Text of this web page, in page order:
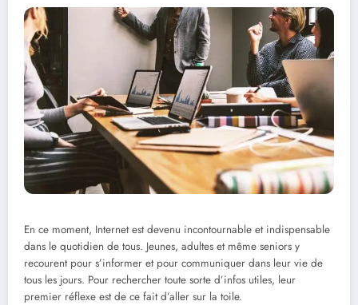
En ce moment, Internet est devenu incontournable et indispensable
dans le quotidien de tous. Jeunes, adultes et même seniors y
recourent pour s’informer et pour communiquer dans leur vie de
tous les jours. Pour rechercher toute sorte d’infos utiles, leur
premier réflexe est de ce fait d’aller sur la toile.